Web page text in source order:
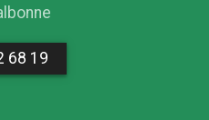
68 19